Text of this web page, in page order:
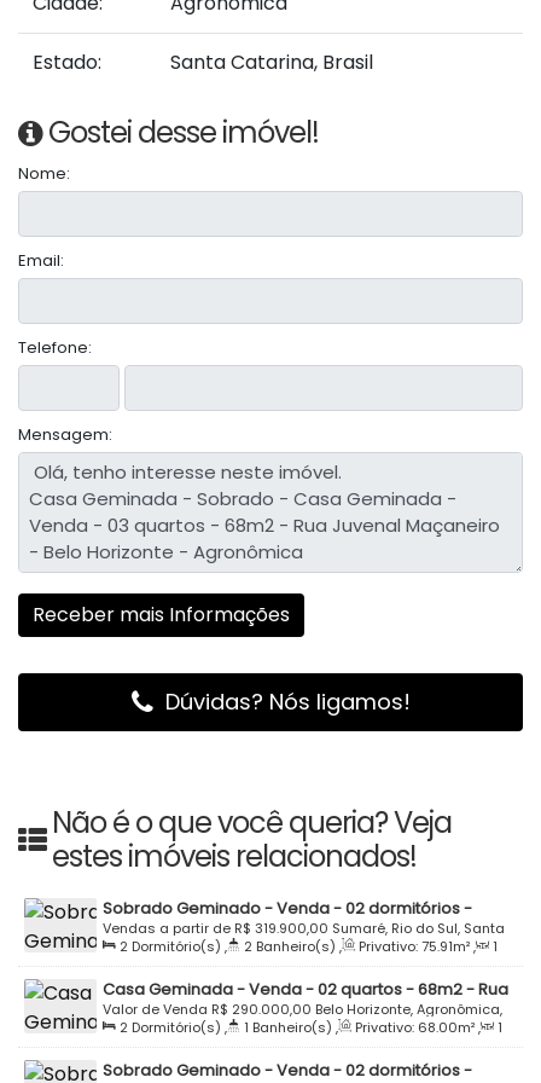
Estado: Santa Catarina, Brasil
Gostei desse imóvel!
Nome:
Email:
Telefone:
Mensagem:
Dúvidas? Nós ligamos!
Não é o que você queria? Veja
estes imóveis relacionados!
Sobrado Geminado - Venda - 02 dormitórios -
75m2 - Rua Ary Acary de Souza - Residencial Maria
Elisa - Sumaré - Rio do Sul
R$ 319.900,00
Vendas a partir de
Sumaré, Rio do Sul, Santa
Catarina, Brasil
2 Dormitório(s) , 2 Banheiro(s) , Privativo:75.91m²,
1
Sala(s) , 1Vaga(s)
Casa Geminada - Venda - 02 quartos - 68m2 - Rua
Boaventura Maçaneiro - Belo Horizonte -
Agronômica
R$ 290.000,00
Valor de Venda
Belo Horizonte, Agronômica,
Santa Catarina, Brasil
2 Dormitório(s) , 1 Banheiro(s) , Privativo: 68.00m²,
1
Sala(s) , Total:166.00m² , 1Vaga(s) , Útil:166.00m² ,
Terreno:166.00m²
Sobrado Geminado - Venda - 02 dormitórios -